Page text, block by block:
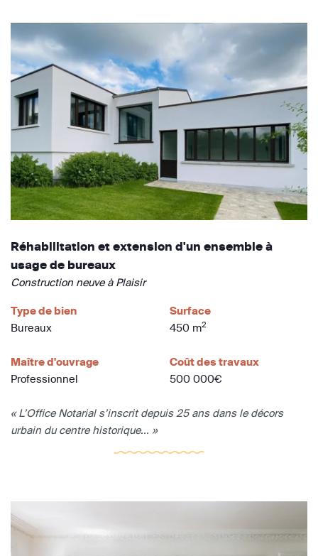
Réhabilitation et extension d'un ensemble à
usage de bureaux
Construction neuve à Plaisir
Type de bien
Bureaux
Surface
450 m2
Maître d'ouvrage
Professionnel
Coût des travaux
500 000€
« L’Office Notarial s’inscrit depuis 25 ans dans le décors
urbain du centre historique... »